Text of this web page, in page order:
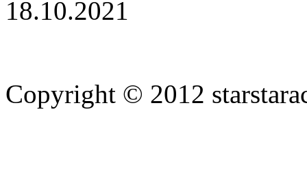
Copyright © 2012